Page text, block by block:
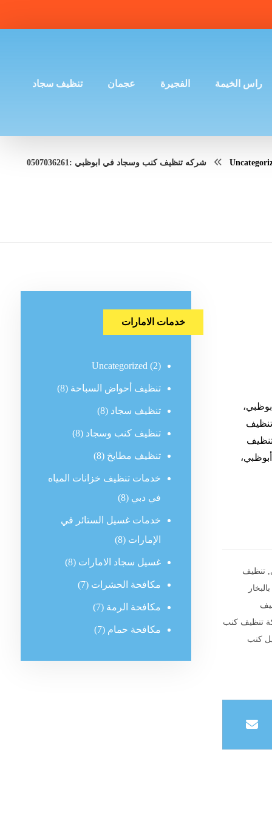
راس الخيمة الفجيرة عجمان تنظيف سجاد
شركه تنظيف كنب وسجاد في ابوظبي :0507036261
,تنظيف
تنظيف كنب
كنب
خدمات الامارات
Uncategorized (2)
تنظيف أحواض السباحة (8)
تنظيف سجاد (8)
تنظيف كنب وسجاد (8)
تنظيف مطابخ (8)
خدمات تنظيف خزانات المياه
في دبي (8)
خدمات غسيل الستائر في
الإمارات (8)
غسيل سجاد الامارات (8)
مكافحة الحشرات (7)
مكافحة الرمة (7)
مكافحة حمام (7)